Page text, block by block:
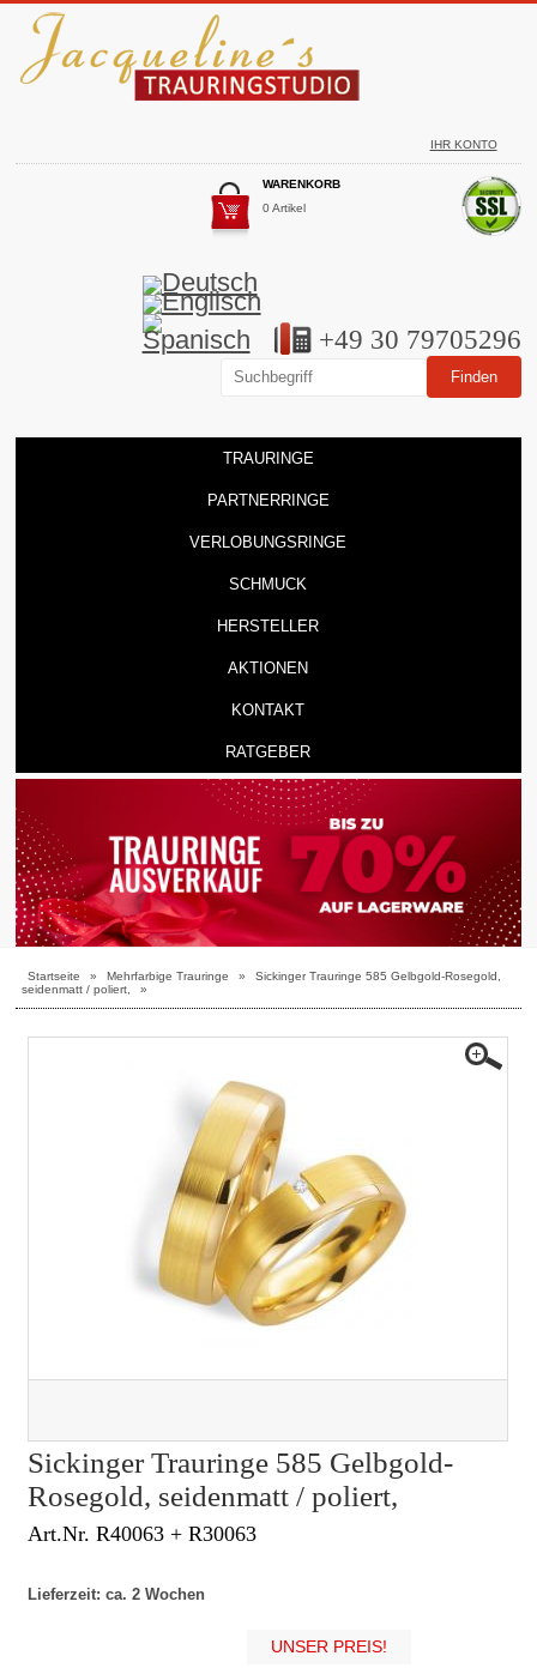
IHR KONTO
WARENKORB
0 Artikel
+49 30 79705296
TRAURINGE
PARTNERRINGE
VERLOBUNGSRINGE
SCHMUCK
HERSTELLER
AKTIONEN
KONTAKT
RATGEBER
Startseite » Mehrfarbige Trauringe »
Sickinger Trauringe 585 Gelbgold-Rosegold,
seidenmatt / poliert,
»
Sickinger Trauringe 585 Gelbgold-
Rosegold, seidenmatt / poliert,
Art.Nr. R40063 + R30063
Lieferzeit: ca. 2 Wochen
UNSER PREIS!